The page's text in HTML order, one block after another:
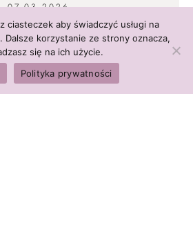
07.03.2026
MORE
ciasteczek aby świadczyć usługi na
Dalsze korzystanie ze strony oznacza,
się na ich użycie.
Polityka prywatności